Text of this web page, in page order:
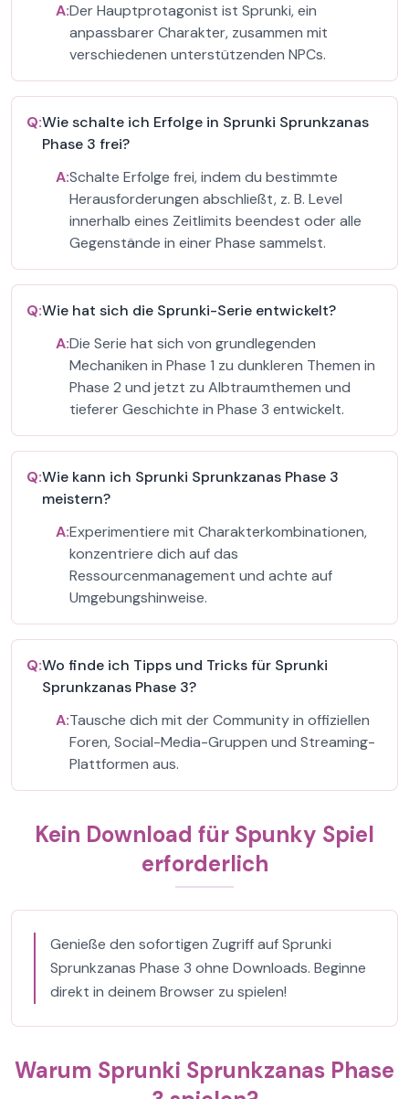
A:Der Hauptprotagonist ist Sprunki, ein
anpassbarer Charakter, zusammen mit
verschiedenen unterstützenden NPCs.
Q:Wie schalte ich Erfolge in Sprunki Sprunkzanas
Phase 3 frei?
A:Schalte Erfolge frei, indem du bestimmte
Herausforderungen abschließt, z. B. Level
innerhalb eines Zeitlimits beendest oder alle
Gegenstände in einer Phase sammelst.
Q:Wie hat sich die Sprunki-Serie entwickelt?
A:Die Serie hat sich von grundlegenden
Mechaniken in Phase 1 zu dunkleren Themen in
Phase 2 und jetzt zu Albtraumthemen und
tieferer Geschichte in Phase 3 entwickelt.
Q:Wie kann ich Sprunki Sprunkzanas Phase 3
meistern?
A:Experimentiere mit Charakterkombinationen,
konzentriere dich auf das
Ressourcenmanagement und achte auf
Umgebungshinweise.
Q:Wo finde ich Tipps und Tricks für Sprunki
Sprunkzanas Phase 3?
A:Tausche dich mit der Community in offiziellen
Foren, Social-Media-Gruppen und Streaming-
Plattformen aus.
Kein Download für Spunky Spiel
erforderlich
Genieße den sofortigen Zugriff auf Sprunki
Sprunkzanas Phase 3 ohne Downloads. Beginne
direkt in deinem Browser zu spielen!
Warum Sprunki Sprunkzanas Phase